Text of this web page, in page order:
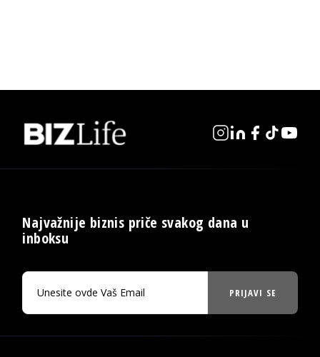
Najvažnije biznis priče svakog dana u
inboksu
PRIJAVI SE